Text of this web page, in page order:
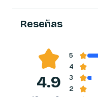
Reseñas
4.9
5
4
3
2